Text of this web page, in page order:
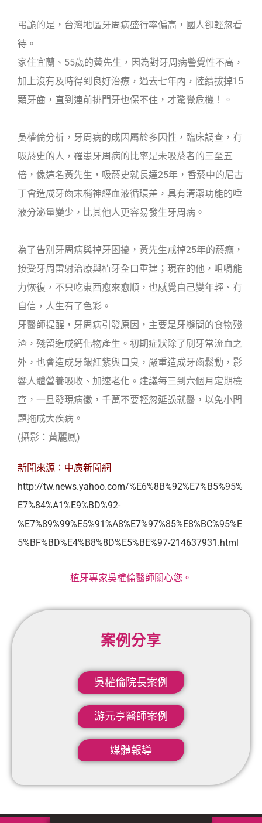
案例分享
吳權倫院長案例​
游元亨醫師案例
媒體報導
弔詭的是，台灣地區牙周病盛行率偏高，國人卻輕忽看
待。
家住宜蘭、55歲的黃先生，因為對牙周病警覺性不高，
加上沒有及時得到良好治療，過去七年內，陸續拔掉15
顆牙齒，直到連前排門牙也保不住，才驚覺危機！。
吳權倫分析，牙周病的成因屬於多因性，臨床調查，有
吸菸史的人，罹患牙周病的比率是未吸菸者的三至五
倍，像這名黃先生，吸菸史就長達25年，香菸中的尼古
丁會造成牙齒末梢神經血液循環差，具有清潔功能的唾
液分泌量變少，比其他人更容易發生牙周病。
為了告別牙周病與掉牙困擾，黃先生戒掉25年的菸癮，
接受牙周雷射治療與植牙全口重建；現在的他，咀嚼能
力恢復，不只吃東西愈來愈順，也感覺自己變年輕、有
自信，人生有了色彩。
牙醫師提醒，牙周病引發原因，主要是牙縫間的食物殘
渣，殘留造成鈣化物產生。初期症狀除了刷牙常流血之
外，也會造成牙齦紅紫與口臭，嚴重造成牙齒鬆動，影
響人體營養吸收、加速老化。建議每三到六個月定期檢
查，一旦發現病徵，千萬不要輕忽延誤就醫，以免小問
題拖成大疾病。
(攝影：黃麗鳳)
新聞來源：中廣新聞網
http://tw.news.yahoo.com/%E6%8B%92%E7%B5%95%
E7%84%A1%E9%BD%92-
%E7%89%99%E5%91%A8%E7%97%85%E8%BC%95%E
5%BF%BD%E4%B8%8D%E5%BE%97-214637931.html
植牙專家吳權倫醫師關心您。